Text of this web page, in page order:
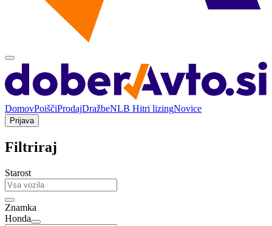
DomovPoiščiProdajDražbeNLB Hitri lizingNovice
Prijava
Filtriraj
Starost
Znamka
Honda